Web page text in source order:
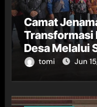
Camat
Transformasi
Desa Melalui
tomi Jun